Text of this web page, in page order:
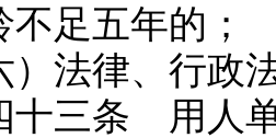
足五年的；
律、行政法
三条 用人单